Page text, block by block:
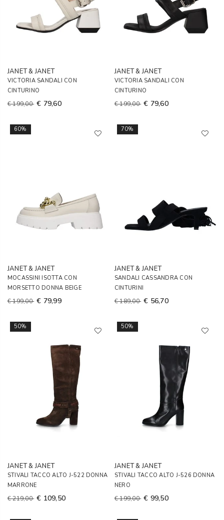
JANET & JANET
VICTORIA SANDALI CON
CINTURINO
€ 199,00 € 79,60
JANET & JANET
VICTORIA SANDALI CON
CINTURINO
€ 199,00 € 79,60
60%
JANET & JANET
MOCASSINI ISOTTA CON
MORSETTO DONNA BEIGE
€ 199,00 € 79,99
70%
JANET & JANET
SANDALI CASSANDRA CON
CINTURINI
€ 189,00 € 56,70
50%
JANET & JANET
STIVALI TACCO ALTO J-522 DONNA
MARRONE
€ 219,00 € 109,50
50%
JANET & JANET
STIVALI TACCO ALTO J-526 DONNA
NERO
€ 199,00 € 99,50